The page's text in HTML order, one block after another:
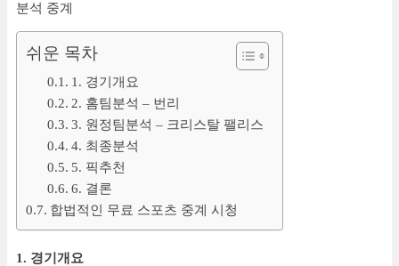
분석 중계
쉬운 목차
1. 경기개요
2. 홈팀분석 – 번리
3. 원정팀분석 – 크리스탈 팰리스
4. 최종분석
5. 픽추천
6. 결론
합법적인 무료 스포츠 중계 시청
1. 경기개요